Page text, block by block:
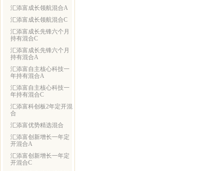
汇添富成长领航混合A
汇添富成长领航混合C
汇添富成长先锋六个月
持有混合C
汇添富成长先锋六个月
持有混合A
汇添富自主核心科技一
年持有混合A
汇添富自主核心科技一
年持有混合C
汇添富科创板2年定开混
合
汇添富优势精选混合
汇添富创新增长一年定
开混合A
汇添富创新增长一年定
开混合C